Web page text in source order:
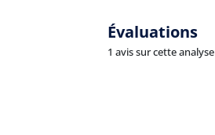
Évaluations
1 avis sur cette analyse